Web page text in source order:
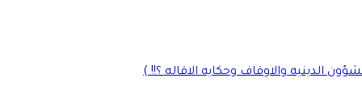
الدينيه والاوقاف وحكايه الاقاله ؟!! )